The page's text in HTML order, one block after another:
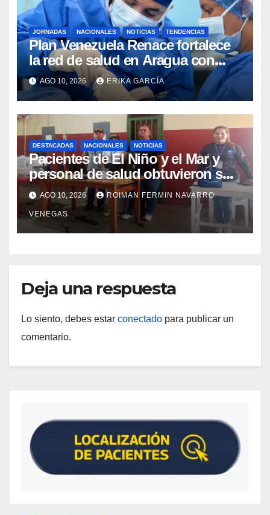
JORNADAS NACIONALES NOTICIAS TENDENCIAS
Plan Venezuela Renace fortalece
la red de salud en Aragua con
atención quirúrgica y jornadas
integrales en cuatro municipios
AGO 10, 2026 ERIKA GARCÍA
DESTACADAS NACIONALES NOTICIAS
Pacientes de El Niño y el Mar y
personal de salud obtuvieron sus
cédulas en La Guaira
AGO 10, 2026 ROIMAN FERMIN NAVARRO
VENEGAS
Deja una respuesta
Lo siento, debes estar conectado para publicar un
comentario.